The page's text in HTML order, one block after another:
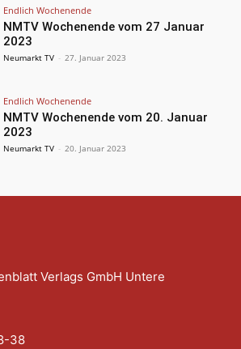
Endlich Wochenende
NMTV Wochenende vom 27 Januar
2023
Neumarkt TV - 27. Januar 2023
Endlich Wochenende
NMTV Wochenende vom 20. Januar
2023
Neumarkt TV - 20. Januar 2023
Verlags GmbH Untere
38